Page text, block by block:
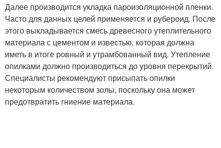
Далее производится укладка пароизоляционной пленки.
Часто для данных целей применяется и рубероид. После
этого выкладывается смесь древесного утеплительного
материала с цементом и известью, которая должна
иметь в итоге ровный и утрамбованный вид. Утепление
опилками должно производиться до уровня перекрытий.
Специалисты рекомендуют присыпать опилки
некоторым количеством золы, поскольку она может
предотвратить гниение материала.